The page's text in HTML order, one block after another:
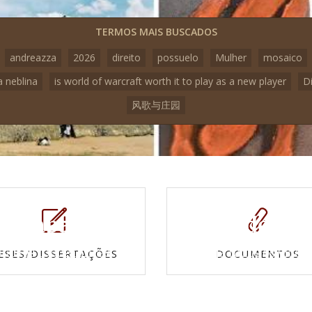
TERMOS MAIS BUSCADOS
andreazza
2026 direito possuelo Mulher
mosaico
neblina
is world of warcraft worth it to play as a new player
风歌与庄园
DISSERTAÇÕES DOCUMENTOS
Mapas e
topográficas
Vídeos
Veja todos os vídeos